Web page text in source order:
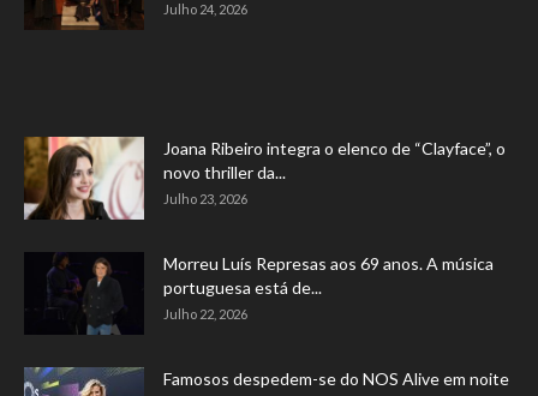
Julho 24, 2026
Joana Ribeiro integra o elenco de “Clayface”, o
novo thriller da...
Julho 23, 2026
Morreu Luís Represas aos 69 anos. A música
portuguesa está de...
Julho 22, 2026
Famosos despedem-se do NOS Alive em noite